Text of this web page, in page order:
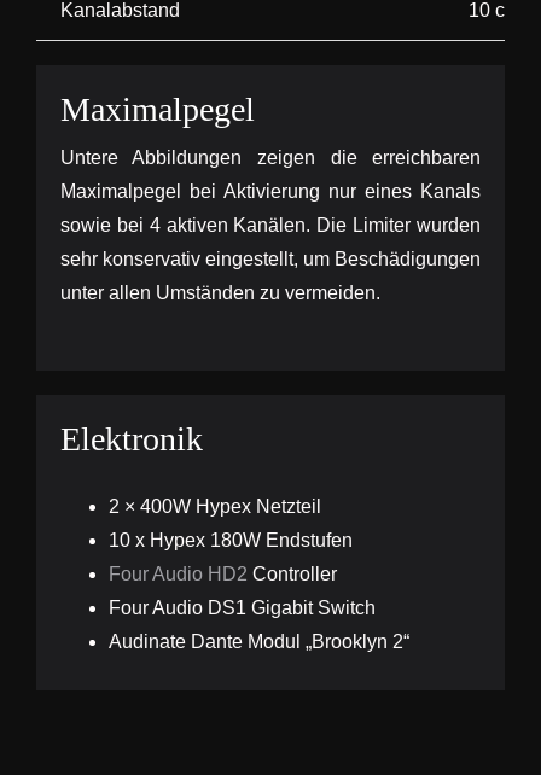
Kanalabstand 10 cm
Maximalpegel
Untere Abbildungen zeigen die erreichbaren
Maximalpegel bei Aktivierung nur eines Kanals
sowie bei 4 aktiven Kanälen. Die Limiter wurden
sehr konservativ eingestellt, um Beschädigungen
unter allen Umständen zu vermeiden.
Elektronik
2 × 400W Hypex Netzteil
10 x Hypex 180W Endstufen
Four Audio HD2 Controller
Four Audio DS1 Gigabit Switch
Audinate Dante Modul „Brooklyn 2“